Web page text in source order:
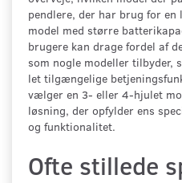
pendlere, der har brug for
model med større
brugere kan drage fordel af
som nogle modeller tilbyder,
let tilgængelige
vælger en 3- eller 4-hjulet
løsning, der opfylder ens
og funktionalitet.
Ofte stillede